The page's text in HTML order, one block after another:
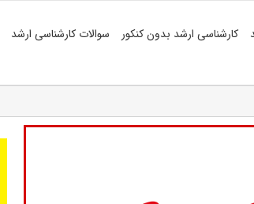
کارشناسی ارشد بدون کنکور سوالات کارشناسی ارشد